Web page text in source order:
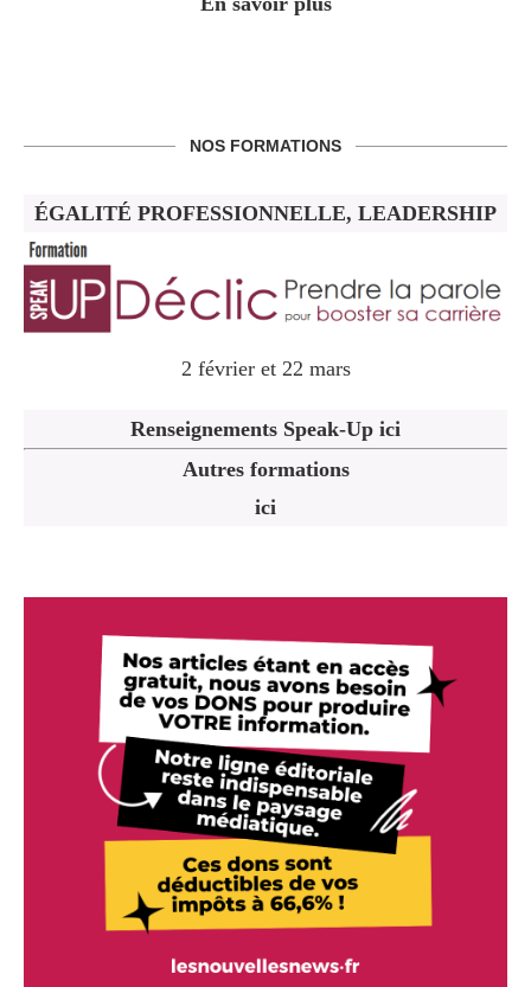
NOS FORMATIONS
ÉGALITÉ PROFESSIONNELLE, LEADERSHIP
2 février et 22 mars
Renseignements Speak-Up ici
Autres formations
ici